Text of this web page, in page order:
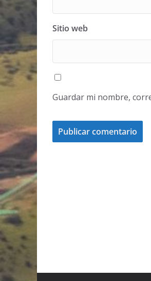
Sitio web
Guardar mi nombre,